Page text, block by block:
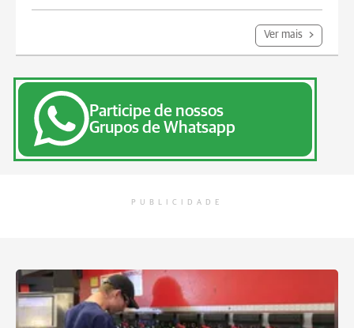
Ver mais
Participe de nossos
Grupos de Whatsapp
PUBLICIDADE